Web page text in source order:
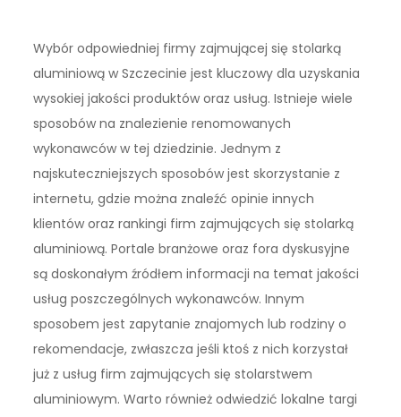
Wybór odpowiedniej firmy zajmującej się stolarką
aluminiową w Szczecinie jest kluczowy dla uzyskania
wysokiej jakości produktów oraz usług. Istnieje wiele
sposobów na znalezienie renomowanych
wykonawców w tej dziedzinie. Jednym z
najskuteczniejszych sposobów jest skorzystanie z
internetu, gdzie można znaleźć opinie innych
klientów oraz rankingi firm zajmujących się stolarką
aluminiową. Portale branżowe oraz fora dyskusyjne
są doskonałym źródłem informacji na temat jakości
usług poszczególnych wykonawców. Innym
sposobem jest zapytanie znajomych lub rodziny o
rekomendacje, zwłaszcza jeśli ktoś z nich korzystał
już z usług firm zajmujących się stolarstwem
aluminiowym. Warto również odwiedzić lokalne targi